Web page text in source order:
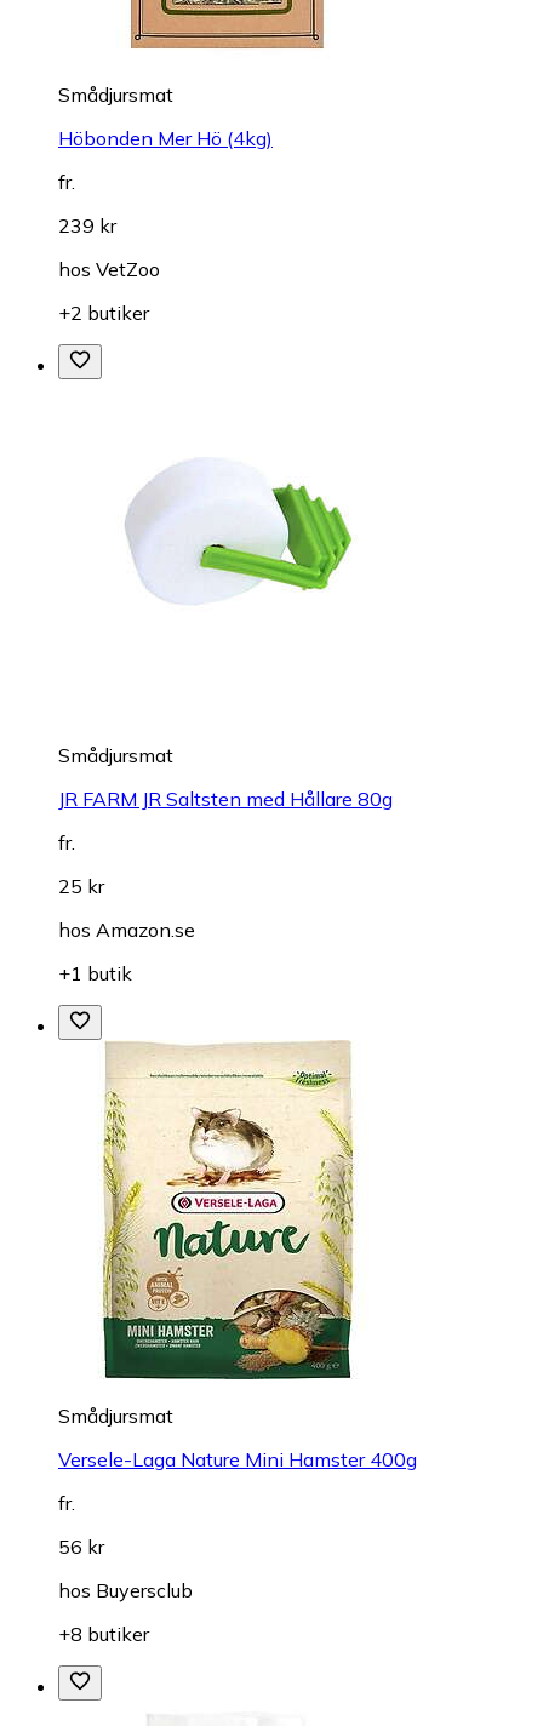
Smådjursmat
Höbonden Mer Hö (4kg)
fr.
239 kr
hos VetZoo
+2 butiker
Smådjursmat
JR FARM JR Saltsten med Hållare 80g
fr.
25 kr
hos Amazon.se
+1 butik
Smådjursmat
Versele-Laga Nature Mini Hamster 400g
fr.
56 kr
hos Buyersclub
+8 butiker